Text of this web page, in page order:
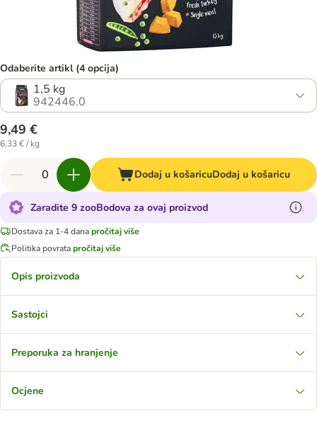
Odaberite artikl (4 opcija)
1,5 kg
942446.0
9,49 €
6,33 € / kg
Dodaj u košaricuDodaj u košaricu
Zaradite 9 zooBodova za ovaj proizvod
Dostava za 1-4 danapročitaj više
Politika povratapročitaj više
Opis proizvoda
Sastojci
Preporuka za hranjenje
Ocjene